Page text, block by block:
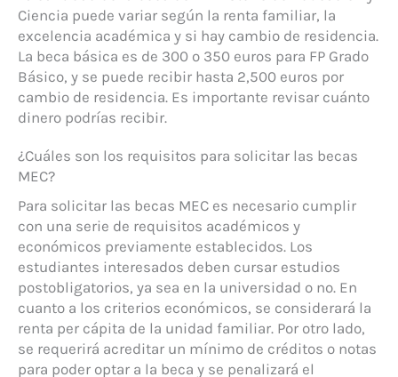
Ciencia puede variar según la renta familiar, la
excelencia académica y si hay cambio de residencia.
La beca básica es de 300 o 350 euros para FP Grado
Básico, y se puede recibir hasta 2,500 euros por
cambio de residencia. Es importante revisar cuánto
dinero podrías recibir.
¿Cuáles son los requisitos para solicitar las becas
MEC?
Para solicitar las becas MEC es necesario cumplir
con una serie de requisitos académicos y
económicos previamente establecidos. Los
estudiantes interesados deben cursar estudios
postobligatorios, ya sea en la universidad o no. En
cuanto a los criterios económicos, se considerará la
renta per cápita de la unidad familiar. Por otro lado,
se requerirá acreditar un mínimo de créditos o notas
para poder optar a la beca y se penalizará el